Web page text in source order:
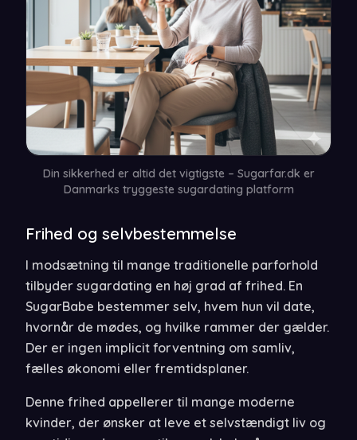
Din sikkerhed er altid det vigtigste – Sugarfar.dk er
Danmarks tryggeste sugardating platform
Frihed og selvbestemmelse
I modsætning til mange traditionelle parforhold
tilbyder sugardating en høj grad af frihed. En
SugarBabe bestemmer selv, hvem hun vil date,
hvornår de mødes, og hvilke rammer der gælder.
Der er ingen implicit forventning om samliv,
fælles økonomi eller fremtidsplaner.
Denne frihed appellerer til mange moderne
kvinder, der ønsker at leve et selvstændigt liv og